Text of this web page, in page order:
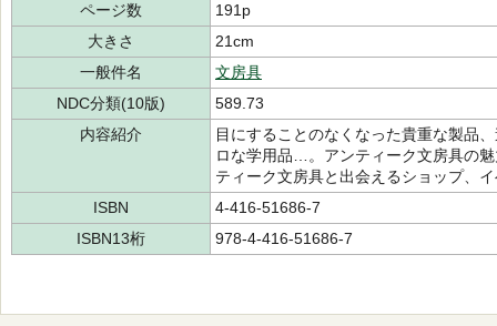
ページ数
191p
大きさ
21cm
一般件名
文房具
NDC分類(10版)
589.73
内容紹介
目にすることのなくなった貴重な製品
ロな学用品…。アンティーク文房具の
ティーク文房具と出会えるショップ、
ISBN
4-416-51686-7
ISBN13桁
978-4-416-51686-7